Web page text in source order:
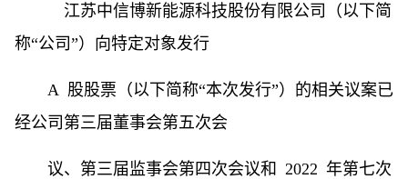
江苏中信博新能源科技股份有限公司（以下简
称“公司”）向特定对象发行
A 股股票（以下简称“本次发行”）的相关议案已
经公司第三届董事会第五次会
议、第三届监事会第四次会议和 2022 年第七次